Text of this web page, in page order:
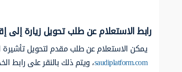
رابط الاستعلام عن طلب تحويل زيارة
يمكن الاستعلام عن طلب مقدم لتحويل تأشيرة
saudiplatform.com، ويتم ذلك بالنقر على رابط